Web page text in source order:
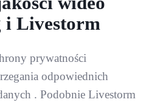
i Livestorm
prywatności
odpowiednich
. Podobnie Livestorm